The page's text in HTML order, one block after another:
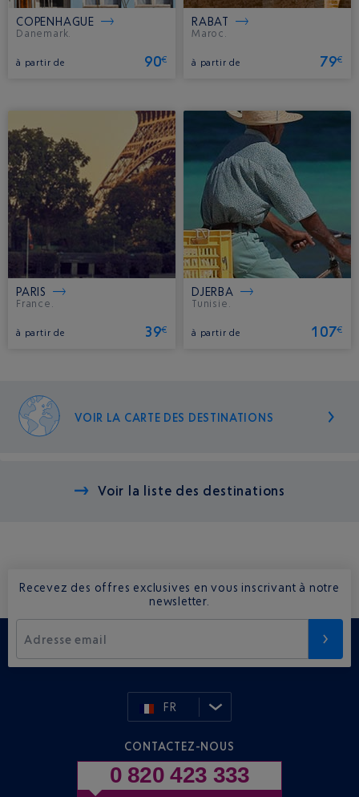
COPENHAGUE
Danemark.
à partir de 90€
RABAT
Maroc.
à partir de 79€
PARIS
France.
à partir de 39€
DJERBA
Tunisie.
à partir de 107€
VOIR LA CARTE DES DESTINATIONS
Voir la liste des destinations
Recevez des offres exclusives en vous inscrivant à notre
newsletter.
Adresse email
FR
CONTACTEZ-NOUS
0 820 423 333